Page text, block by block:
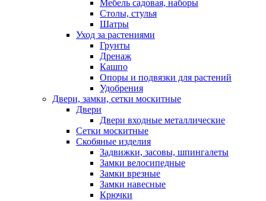
Мебель садовая, наборы
Столы, стулья
Шатры
Уход за растениями
Грунты
Дренаж
Кашпо
Опоры и подвязки для растений
Удобрения
Двери, замки, сетки москитные
Двери
Двери входные металлические
Сетки москитные
Скобяные изделия
Задвижки, засовы, шпингалеты
Замки велосипедные
Замки врезные
Замки навесные
Крючки